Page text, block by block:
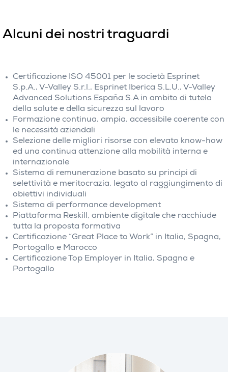
Alcuni dei nostri traguardi
Certificazione ISO 45001 per le società Esprinet
S.p.A., V-Valley S.r.l., Esprinet Iberica S.L.U., V-Valley
Advanced Solutions España S.A in ambito di tutela
della salute e della sicurezza sul lavoro
Formazione continua, ampia, accessibile coerente con
le necessità aziendali
Selezione delle migliori risorse con elevato know-how
ed una continua attenzione alla mobilità interna e
internazionale
Sistema di remunerazione basato su principi di
selettività e meritocrazia, legato al raggiungimento di
obiettivi individuali
Sistema di performance development
Piattaforma Reskill, ambiente digitale che racchiude
tutta la proposta formativa
Certificazione “Great Place to Work” in Italia, Spagna,
Portogallo e Marocco
Certificazione Top Employer in Italia, Spagna e
Portogallo